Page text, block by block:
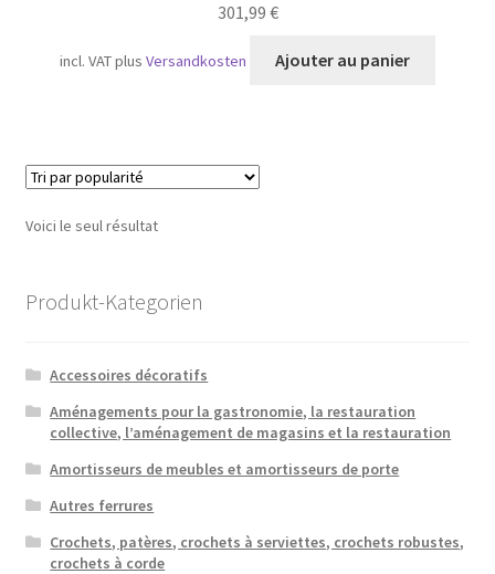
301,99 €
incl. VATplusVersandkosten Ajouter au panier
Voici le seul résultat
Produkt-Kategorien
Accessoires décoratifs
Aménagements pour la gastronomie, la restauration
collective, l’aménagement de magasins et la restauration
Amortisseurs de meubles et amortisseurs de porte
Autres ferrures
Crochets, patères, crochets à serviettes, crochets robustes,
crochets à corde